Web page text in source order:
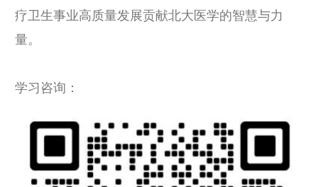
疗卫生事业高质量发展贡献北大医学的智慧与力
量。
学习咨询：